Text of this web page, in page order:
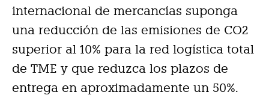
internacional de mercancías suponga
una reducción de las emisiones de CO2
superior al 10% para la red logística total
de TME y que reduzca los plazos de
entrega en aproximadamente un 50%.